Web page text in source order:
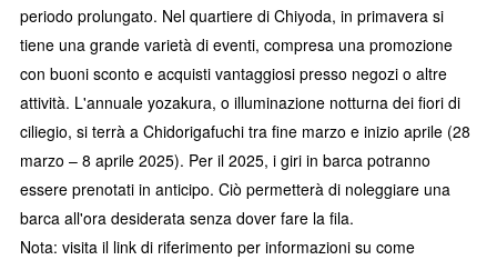
periodo prolungato. Nel quartiere di Chiyoda, in primavera si
tiene una grande varietà di eventi, compresa una promozione
con buoni sconto e acquisti vantaggiosi presso negozi o altre
attività. L'annuale yozakura, o illuminazione notturna dei fiori di
ciliegio, si terrà a Chidorigafuchi tra fine marzo e inizio aprile (28
marzo – 8 aprile 2025). Per il 2025, i giri in barca potranno
essere prenotati in anticipo. Ciò permetterà di noleggiare una
barca all'ora desiderata senza dover fare la fila.
Nota: visita il link di riferimento per informazioni su come